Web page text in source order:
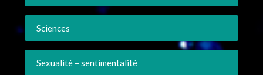
Sciences
Sexualité – sentimentalité